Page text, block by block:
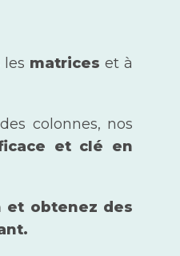
les matrices et à
colonnes, nos
et clé en
et obtenez des